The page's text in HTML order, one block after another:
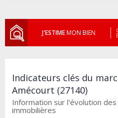
J'ESTIMEMON BIEN
Indicateurs clés du
Amécourt (27140)
Information sur l'évolution
immobilières